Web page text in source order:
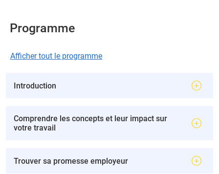
Programme
Afficher tout le programme
Introduction
Comprendre les concepts et leur impact sur
votre travail
Trouver sa promesse employeur